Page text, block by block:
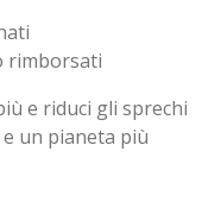
rimborsati
e riduci gli sprechi
un pianeta più